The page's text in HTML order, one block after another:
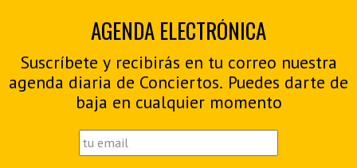
AGENDA ELECTRÓNICA
Suscríbete y recibirás en tu correo nuestra
agenda diaria de Conciertos. Puedes darte de
baja en cualquier momento